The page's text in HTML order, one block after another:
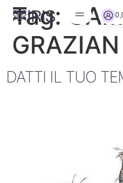
Tag:
GRAZIAN
DATTI IL TUO